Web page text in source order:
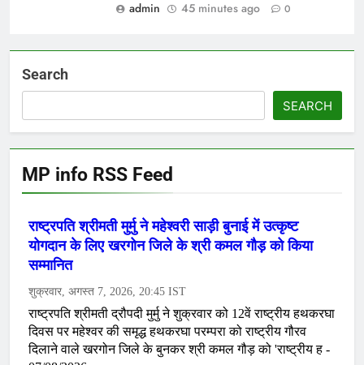
admin 45 minutes ago 0
Search
SEARCH
MP info RSS Feed